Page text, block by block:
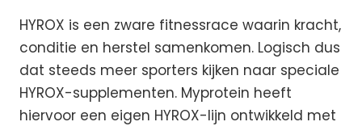
HYROX is een zware fitnessrace waarin kracht,
conditie en herstel samenkomen. Logisch dus
dat steeds meer sporters kijken naar speciale
HYROX-supplementen. Myprotein heeft
hiervoor een eigen HYROX-lijn ontwikkeld met